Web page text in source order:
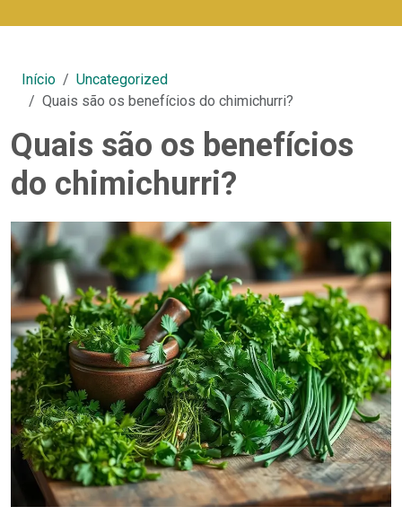
Início
Uncategorized
Quais são os benefícios do chimichurri?
Quais são os benefícios
do chimichurri?